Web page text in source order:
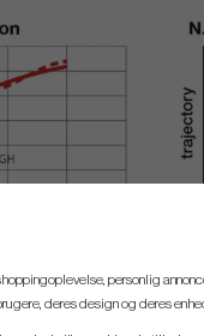
personlig
deres design og deres